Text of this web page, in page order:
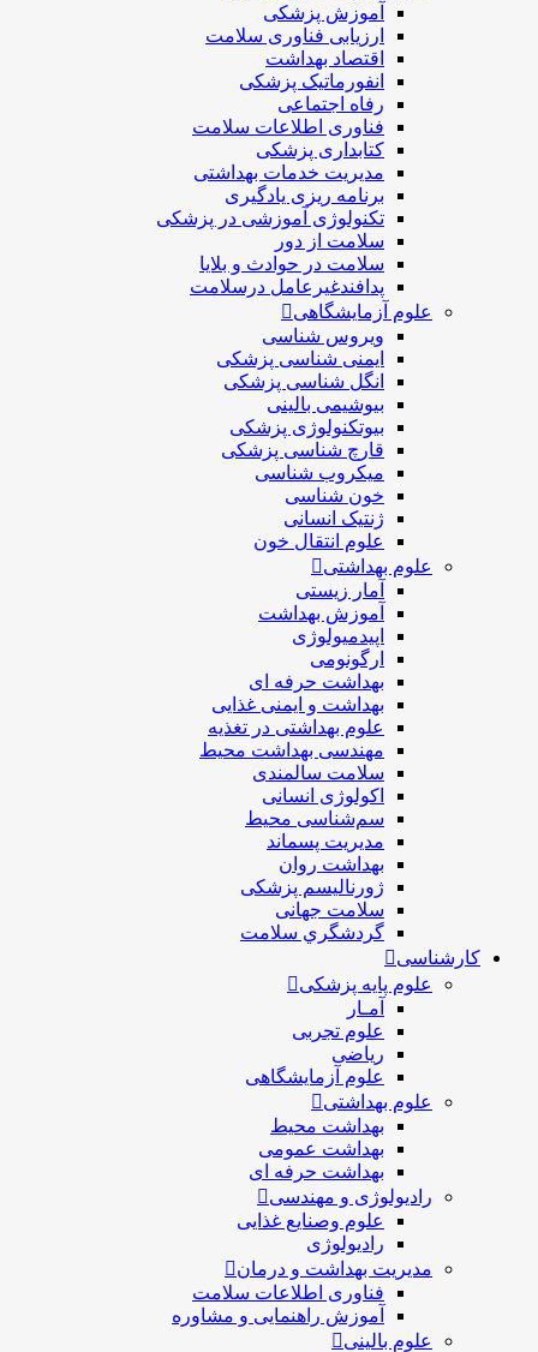
آموزش پزشکی
ارزیابی فناوری سلامت
اقتصاد بهداشت
انفورماتیک پزشکی
رفاه اجتماعی
فناوری اطلاعات سلامت
کتابداری پزشکی
مديريت خدمات بهداشتی
برنامه ریزی یادگیری
تکنولوژی آموزشی در پزشکی
سلامت از دور
سلامت در حوادث و بلایا
پدافندغیرعامل درسلامت
علوم آزمایشگاهی
ویروس شناسی
ایمنی شناسی پزشكی
انگل شناسی پزشکی
بیوشیمی بالینی
بیوتکنولوژی پزشکی
قارچ شناسی پزشکی
ميكروب شناسی
خون شناسی
ژنتیک انسانی
علوم انتقال خون
علوم بهداشتی
آمار زیستی
آموزش بهداشت
اپیدمیولوژی
ارگونومی
بهداشت حرفه ای
بهداشت و ایمنی غذایی
علوم بهداشتی در تغذیه
مهندسی بهداشت محيط
سلامت سالمندی
اکولوژی انسانی
سم‌شناسی محیط
مدیریت پسماند
بهداشت روان
ژورنالیسم پزشکی
سلامت جهانی
گردشگري سلامت
کارشناسی
علوم پایه پزشکی
آمـار
علوم تجربی
ریاضی
علوم آزمایشگاهی
علوم بهداشتی
بهداشت محیط
بهداشت عمومی
بهداشت حرفه ای
رادیولوژی و مهندسی
علوم وصنایع غذایی
رادیولوژی
مدیریت بهداشت و درمان
فناوری اطلاعات سلامت
آموزش راهنمایی و مشاوره
علوم بالینی